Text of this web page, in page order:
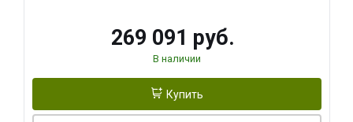
269 091 руб.
В наличии
Купить